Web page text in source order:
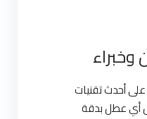
أحدث تقنيات
أي عطل بدقة